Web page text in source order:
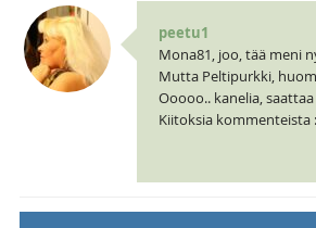
peetu1
Mona81, joo, tää meni
Mutta Peltipurkki,
Ooooo.. kanelia,
Kiitoksia kommenteista